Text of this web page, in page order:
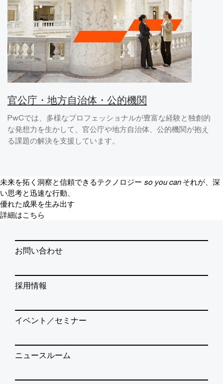
官公庁・地方自治体・公的機関
PwCでは、多様なプロフェッショナルが豊富な経験と独創的
な発想力を生かして、官公庁や地方自治体、公的機関が抱え
る課題の解決を支援しています。
未来を拓く洞察と信頼できるテクノロジー so you can それが、深
い思考と迅速な行動、
優れた成果を生み出す
詳細はこちら
お問い合わせ
採用情報
イベント／セミナー
ニュースルーム